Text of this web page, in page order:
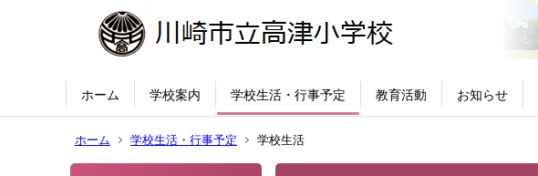
ホーム 学校案内 学校生活・行事予定 教育活動 お知らせ
ホーム 学校生活・行事予定 学校生活